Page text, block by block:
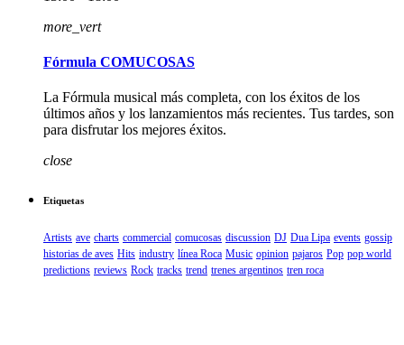
more_vert
Fórmula COMUCOSAS
La Fórmula musical más completa, con los éxitos de los
últimos años y los lanzamientos más recientes. Tus tardes, son
para disfrutar los mejores éxitos.
close
Etiquetas
Artists ave charts commercial comucosas discussion DJ Dua Lipa events gossip
historias de aves Hits industry línea Roca Music opinion pajaros Pop pop world
predictions reviews Rock tracks trend trenes argentinos tren roca